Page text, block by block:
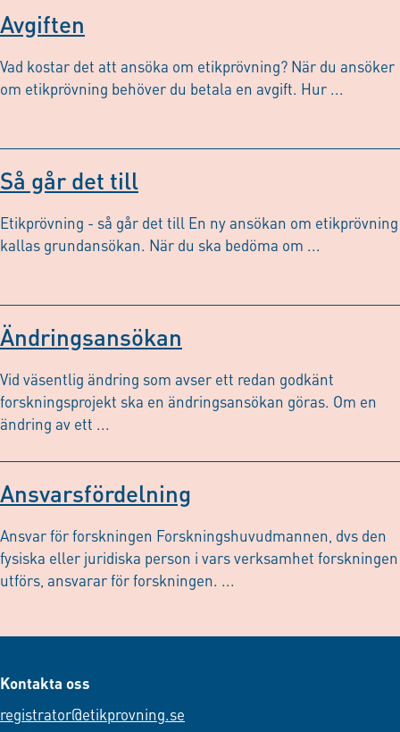
Avgiften
Vad kostar det att ansöka om etikprövning? När du ansöker
om etikprövning behöver du betala en avgift. Hur ...
Så går det till
Etikprövning - så går det till En ny ansökan om etikprövning
kallas grundansökan. När du ska bedöma om ...
Ändringsansökan
Vid väsentlig ändring som avser ett redan godkänt
forskningsprojekt ska en ändringsansökan göras. Om en
ändring av ett ...
Ansvarsfördelning
Ansvar för forskningen Forskningshuvudmannen, dvs den
fysiska eller juridiska person i vars verksamhet forskningen
utförs, ansvarar för forskningen. ...
Kontakta oss
registrator@etikprovning.se